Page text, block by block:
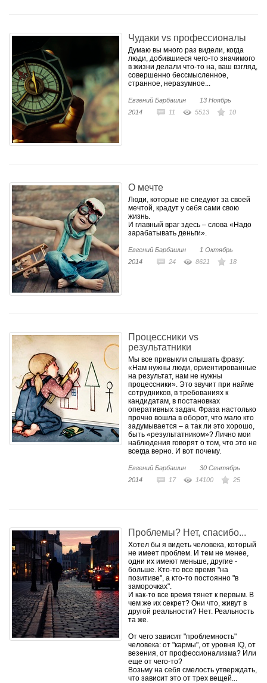
Чудаки vs профессионалы
Думаю вы много раз видели, когда
люди, добившиеся чего-то значимого
в жизни делали что-то на, ваш взгляд,
совершенно бессмысленное,
странное, неразумное...
Евгений Барбашин
13 Ноябрь
2014
11 5513 10
О мечте
Люди, которые не следуют за своей
мечтой, крадут у себя сами свою
жизнь.
И главный враг здесь – слова «Надо
зарабатывать деньги».
Евгений Барбашин
1 Октябрь
2014
24 8621 18
Процессники vs
результатники
Мы все привыкли слышать фразу:
«Нам нужны люди, ориентированные
на результат, нам не нужны
процессники». Это звучит при найме
сотрудников, в требованиях к
кандидатам, в постановках
оперативных задач. Фраза настолько
прочно вошла в оборот, что мало кто
задумывается – а так ли это хорошо,
быть «результатником»? Лично мои
наблюдения говорят о том, что это не
всегда верно. И вот почему.
Евгений Барбашин
30 Сентябрь
2014
17 14100 25
Проблемы? Нет, спасибо...
Хотел бы я видеть человека, который
не имеет проблем. И тем не менее,
одни их имеют меньше, другие -
больше. Кто-то все время "на
позитиве", а кто-то постоянно "в
заморочках".
И как-то все время тянет к первым. В
чем же их секрет? Они что, живут в
другой реальности? Нет. Реальность
та же.
От чего зависит "проблемность"
человека: от "кармы", от уровня IQ, от
везения, от профессионализма? Или
еще от чего-то?
Возьму на себя смелость утверждать,
что зависит это от трех вещей...